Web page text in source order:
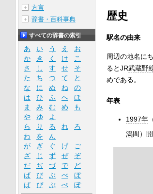
歴史
駅名の由来
周辺の地名に
るとJR武蔵野
めである。
年表
1997年
潟間）
＋ 方言
＋ 辞書・百科事典
すべての辞書の索引
あ い う え
お
か
き く け
こ
さ
し す せ
そ
た
ち つ て
と
な
に ぬ ね
の
は
ひ ふ へ
ほ
ま
み む め
も
や
ゆ
よ
ら
り る れ
ろ
わ
を
ん
が
ぎ ぐ げ
ご
ざ
じ ず ぜ
ぞ
だ
ぢ づ で
ど
ば
び ぶ べ
ぼ
ぱ
ぴ ぷ ぺ ぽ